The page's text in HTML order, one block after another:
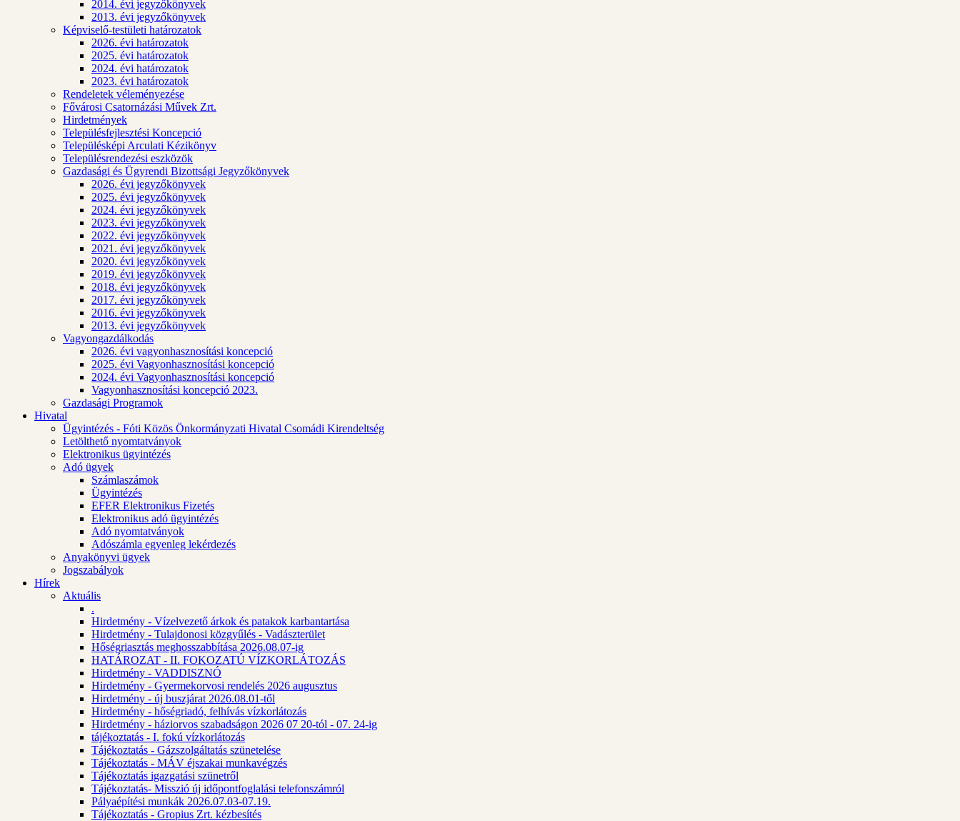
2014. évi jegyzőkönyvek
2013. évi jegyzőkönyvek
Képviselő-testületi határozatok
2026. évi határozatok
2025. évi határozatok
2024. évi határozatok
2023. évi határozatok
Rendeletek véleményezése
Fővárosi Csatornázási Művek Zrt.
Hirdetmények
Településfejlesztési Koncepció
Településképi Arculati Kézikönyv
Településrendezési eszközök
Gazdasági és Ügyrendi Bizottsági Jegyzőkönyvek
2026. évi jegyzőkönyvek
2025. évi jegyzőkönyvek
2024. évi jegyzőkönyvek
2023. évi jegyzőkönyvek
2022. évi jegyzőkönyvek
2021. évi jegyzőkönyvek
2020. évi jegyzőkönyvek
2019. évi jegyzőkönyvek
2018. évi jegyzőkönyvek
2017. évi jegyzőkönyvek
2016. évi jegyzőkönyvek
2013. évi jegyzőkönyvek
Vagyongazdálkodás
2026. évi vagyonhasznosítási koncepció
2025. évi Vagyonhasznosítási koncepció
2024. évi Vagyonhasznosítási koncepció
Vagyonhasznosítási koncepció 2023.
Gazdasági Programok
Hivatal
Ügyintézés - Fóti Közös Önkormányzati Hivatal Csomádi Kirendeltség
Letölthető nyomtatványok
Elektronikus ügyintézés
Adó ügyek
Számlaszámok
Ügyintézés
EFER Elektronikus Fizetés
Elektronikus adó ügyintézés
Adó nyomtatványok
Adószámla egyenleg lekérdezés
Anyakönyvi ügyek
Jogszabályok
Hírek
Aktuális
.
Hirdetmény - Vízelvezető árkok és patakok karbantartása
Hirdetmény - Tulajdonosi közgyűlés - Vadászterület
Hőségriasztás meghosszabbítása 2026.08.07-ig
HATÁROZAT - II. FOKOZATÚ VÍZKORLÁTOZÁS
Hirdetmény - VADDISZNÓ
Hirdetmény - Gyermekorvosi rendelés 2026 augusztus
Hirdetmény - új buszjárat 2026.08.01-től
Hirdetmény - hőségriadó, felhívás vízkorlátozás
Hirdetmény - háziorvos szabadságon 2026 07 20-tól - 07. 24-ig
tájékoztatás - I. fokú vízkorlátozás
Tájékoztatás - Gázszolgáltatás szünetelése
Tájékoztatás - MÁV éjszakai munkavégzés
Tájékoztatás igazgatási szünetről
Tájékoztatás- Misszió új időpontfoglalási telefonszámról
Pályaépítési munkák 2026.07.03-07.19.
Tájékoztatás - Gropius Zrt. kézbesítés